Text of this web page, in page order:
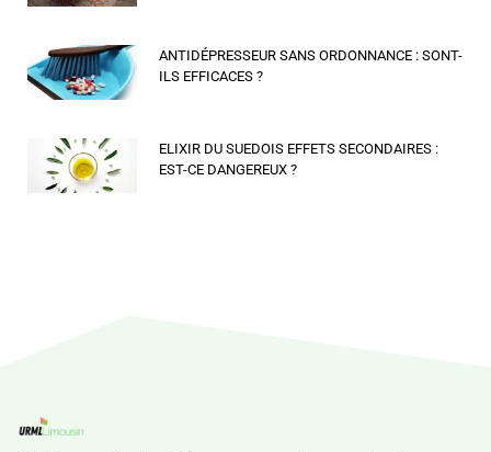
ANTIDÉPRESSEUR SANS ORDONNANCE : SONT-
ILS EFFICACES ?
ELIXIR DU SUEDOIS EFFETS SECONDAIRES :
EST-CE DANGEREUX ?